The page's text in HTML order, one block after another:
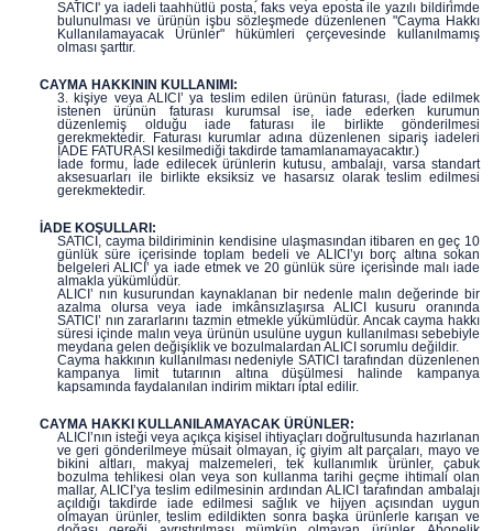
SATICI' ya iadeli taahhütlü posta, faks veya eposta ile yazılı bildirimde
bulunulması ve ürünün işbu sözleşmede düzenlenen "Cayma Hakkı
Kullanılamayacak Ürünler" hükümleri çerçevesinde kullanılmamış
olması şarttır.
CAYMA HAKKININ KULLANIMI:
3. kişiye veya ALICI’ ya teslim edilen ürünün faturası, (İade edilmek
istenen ürünün faturası kurumsal ise, iade ederken kurumun
düzenlemiş olduğu iade faturası ile birlikte gönderilmesi
gerekmektedir. Faturası kurumlar adına düzenlenen sipariş iadeleri
İADE FATURASI kesilmediği takdirde tamamlanamayacaktır.)
İade formu, İade edilecek ürünlerin kutusu, ambalajı, varsa standart
aksesuarları ile birlikte eksiksiz ve hasarsız olarak teslim edilmesi
gerekmektedir.
İADE KOŞULLARI:
SATICI, cayma bildiriminin kendisine ulaşmasından itibaren en geç 10
günlük süre içerisinde toplam bedeli ve ALICI’yı borç altına sokan
belgeleri ALICI’ ya iade etmek ve 20 günlük süre içerisinde malı iade
almakla yükümlüdür.
ALICI’ nın kusurundan kaynaklanan bir nedenle malın değerinde bir
azalma olursa veya iade imkânsızlaşırsa ALICI kusuru oranında
SATICI’ nın zararlarını tazmin etmekle yükümlüdür. Ancak cayma hakkı
süresi içinde malın veya ürünün usulüne uygun kullanılması sebebiyle
meydana gelen değişiklik ve bozulmalardan ALICI sorumlu değildir.
Cayma hakkının kullanılması nedeniyle SATICI tarafından düzenlenen
kampanya limit tutarının altına düşülmesi halinde kampanya
kapsamında faydalanılan indirim miktarı iptal edilir.
CAYMA HAKKI KULLANILAMAYACAK ÜRÜNLER:
ALICI’nın isteği veya açıkça kişisel ihtiyaçları doğrultusunda hazırlanan
ve geri gönderilmeye müsait olmayan, iç giyim alt parçaları, mayo ve
bikini altları, makyaj malzemeleri, tek kullanımlık ürünler, çabuk
bozulma tehlikesi olan veya son kullanma tarihi geçme ihtimali olan
mallar, ALICI’ya teslim edilmesinin ardından ALICI tarafından ambalajı
açıldığı takdirde iade edilmesi sağlık ve hijyen açısından uygun
olmayan ürünler, teslim edildikten sonra başka ürünlerle karışan ve